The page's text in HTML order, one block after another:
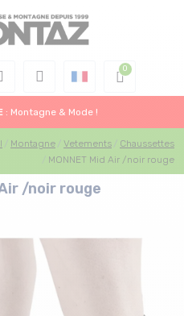
: Montagne & Mode !
Montagne Vetements
Chaussettes
MONNET Mid Air /noir rouge
Air /noir rouge